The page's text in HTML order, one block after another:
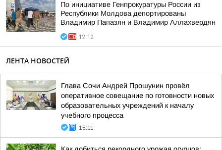
По инициативе Генпрокуратуры России из
Республики Молдова депортированы
Владимир Папазян и Владимир Аллахвердян
12:12
ЛЕНТА НОВОСТЕЙ
Глава Сочи Андрей Прошунин провёл
оперативное совещание по готовности новых
образовательных учреждений к началу
учебного процесса
15:11